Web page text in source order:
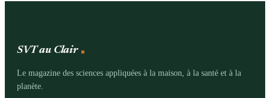
SVT au Clair
Le magazine des sciences appliquées à la maison, à la santé et à la
planète.